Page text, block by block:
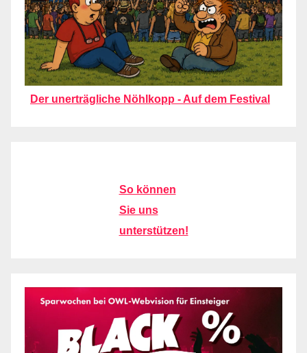
Der unerträgliche Nöhlkopp - Auf dem Festival
So können
Sie uns
unterstützen!